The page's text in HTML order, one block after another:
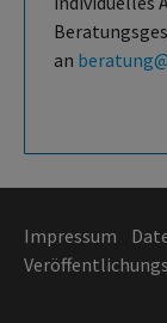
an
Impressum